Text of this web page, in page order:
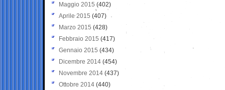
Maggio 2015 (402)
Aprile 2015 (407)
Marzo 2015 (428)
Febbraio 2015 (417)
Gennaio 2015 (434)
Dicembre 2014 (454)
Novembre 2014 (437)
Ottobre 2014 (440)